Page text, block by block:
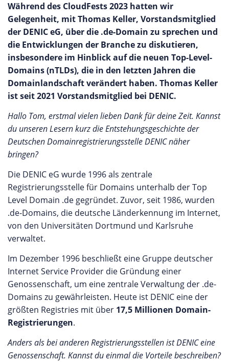
Während des CloudFests 2023 hatten wir
Gelegenheit, mit Thomas Keller, Vorstandsmitglied
der DENIC eG, über die .de-Domain zu sprechen und
die Entwicklungen der Branche zu diskutieren,
insbesondere im Hinblick auf die neuen Top-Level-
Domains (nTLDs), die in den letzten Jahren die
Domainlandschaft verändert haben. Thomas Keller
ist seit 2021 Vorstandsmitglied bei DENIC.
Hallo Tom, erstmal vielen lieben Dank für deine Zeit. Kannst
du unseren Lesern kurz die Entstehungsgeschichte der
Deutschen Domainregistrierungsstelle DENIC näher
bringen?
Die DENIC eG wurde 1996 als zentrale
Registrierungsstelle für Domains unterhalb der Top
Level Domain .de gegründet. Zuvor, seit 1986, wurden
.de-Domains, die deutsche Länderkennung im Internet,
von den Universitäten Dortmund und Karlsruhe
verwaltet.
Im Dezember 1996 beschließt eine Gruppe deutscher
Internet Service Provider die Gründung einer
Genossenschaft, um eine zentrale Verwaltung der .de-
Domains zu gewährleisten. Heute ist DENIC eine der
größten Registries mit über 17,5 Millionen Domain-
Registrierungen.
Anders als bei anderen Registrierungsstellen ist DENIC eine
Genossenschaft. Kannst du einmal die Vorteile beschreiben?